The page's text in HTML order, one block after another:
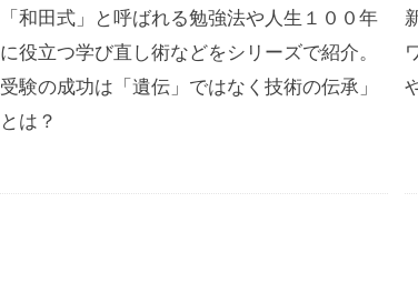
「和田式」と呼ばれる勉強法や人生１００年
に役立つ学び直し術などをシリーズで紹介。
受験の成功は「遺伝」ではなく技術の伝承」
とは？